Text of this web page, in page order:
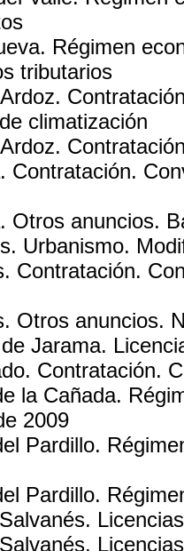
Régimen
tributarios
climatización
Contratación.
Otros anuncios.
Urbanismo.
Contratación.
Otros anuncios.
Jarama.
Contratación.
la Cañada.
2009
Pardillo.
Pardillo.